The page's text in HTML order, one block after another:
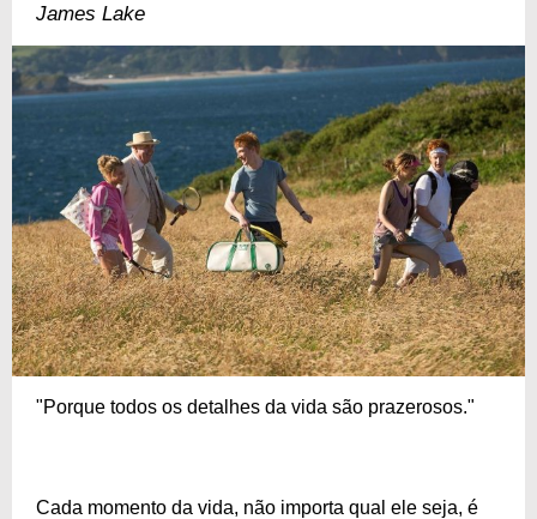
James Lake
"Porque todos os detalhes da vida são prazerosos."
Cada momento da vida, não importa qual ele seja, é